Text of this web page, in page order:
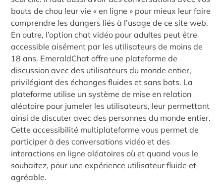
bouts de chou leur vie « en ligne » pour mieux leur faire
comprendre les dangers liés à l’usage de ce site web.
En outre, l’option chat vidéo pour adultes peut être
accessible aisément par les utilisateurs de moins de
18 ans. EmeraldChat offre une plateforme de
discussion avec des utilisateurs du monde entier,
privilégiant des échanges fluides et sans bots. La
plateforme utilise un système de mise en relation
aléatoire pour jumeler les utilisateurs, leur permettant
ainsi de discuter avec des personnes du monde entier.
Cette accessibilité multiplateforme vous permet de
participer à des conversations vidéo et des
interactions en ligne aléatoires où et quand vous le
souhaitez, pour une expérience utilisateur fluide et
agréable.